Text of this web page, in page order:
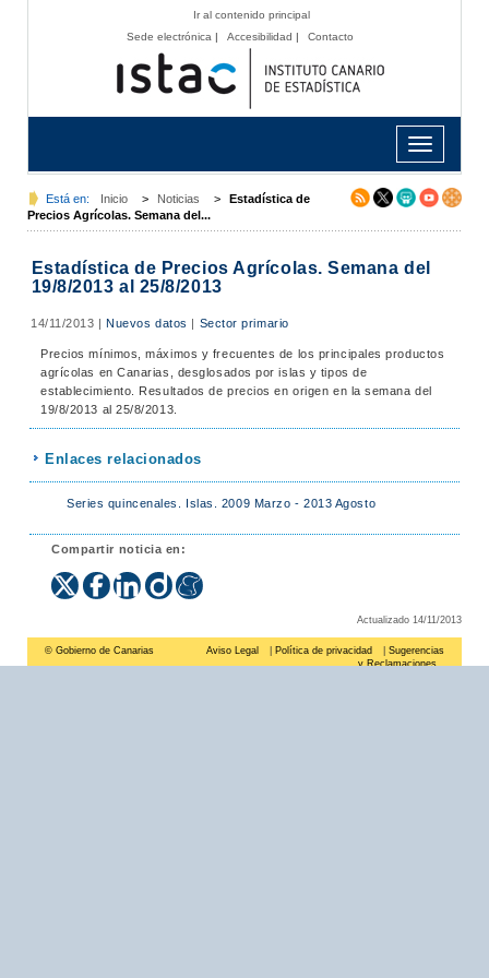
Ir al contenido principal
Sede electrónica | Accesibilidad | Contacto
Toggle
navigation
Está en: Inicio > Noticias >
Estadística de
Precios Agrícolas. Semana del...
Estadística de Precios Agrícolas. Semana del
19/8/2013 al 25/8/2013
14/11/2013 |Nuevos datos | Sector primario
Precios mínimos, máximos y frecuentes de los principales productos
agrícolas en Canarias, desglosados por islas y tipos de
establecimiento. Resultados de precios en origen en la semana del
19/8/2013 al 25/8/2013.
Enlaces relacionados
Series quincenales. Islas. 2009 Marzo - 2013 Agosto
Compartir noticia en:
Actualizado 14/11/2013
© Gobierno de Canarias Aviso Legal Política de privacidad
Sugerencias
y Reclamaciones